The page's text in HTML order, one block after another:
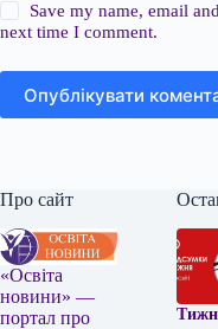
Save my name, email
next time I comment.
Опублікувати
Про сайт
«Освіта
новини» —
портал про